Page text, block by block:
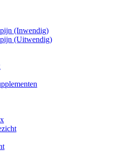
(Inwendig)
(Uitwendig)